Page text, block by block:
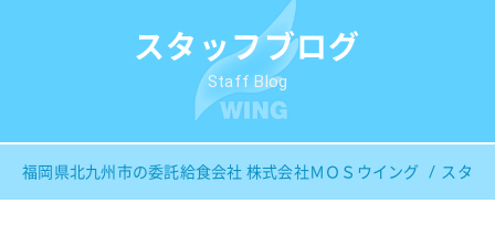
スタッフブログ
Staff Blog
福岡県北九州市の委託給食会社 株式会社ＭＯＳウイング スタッ